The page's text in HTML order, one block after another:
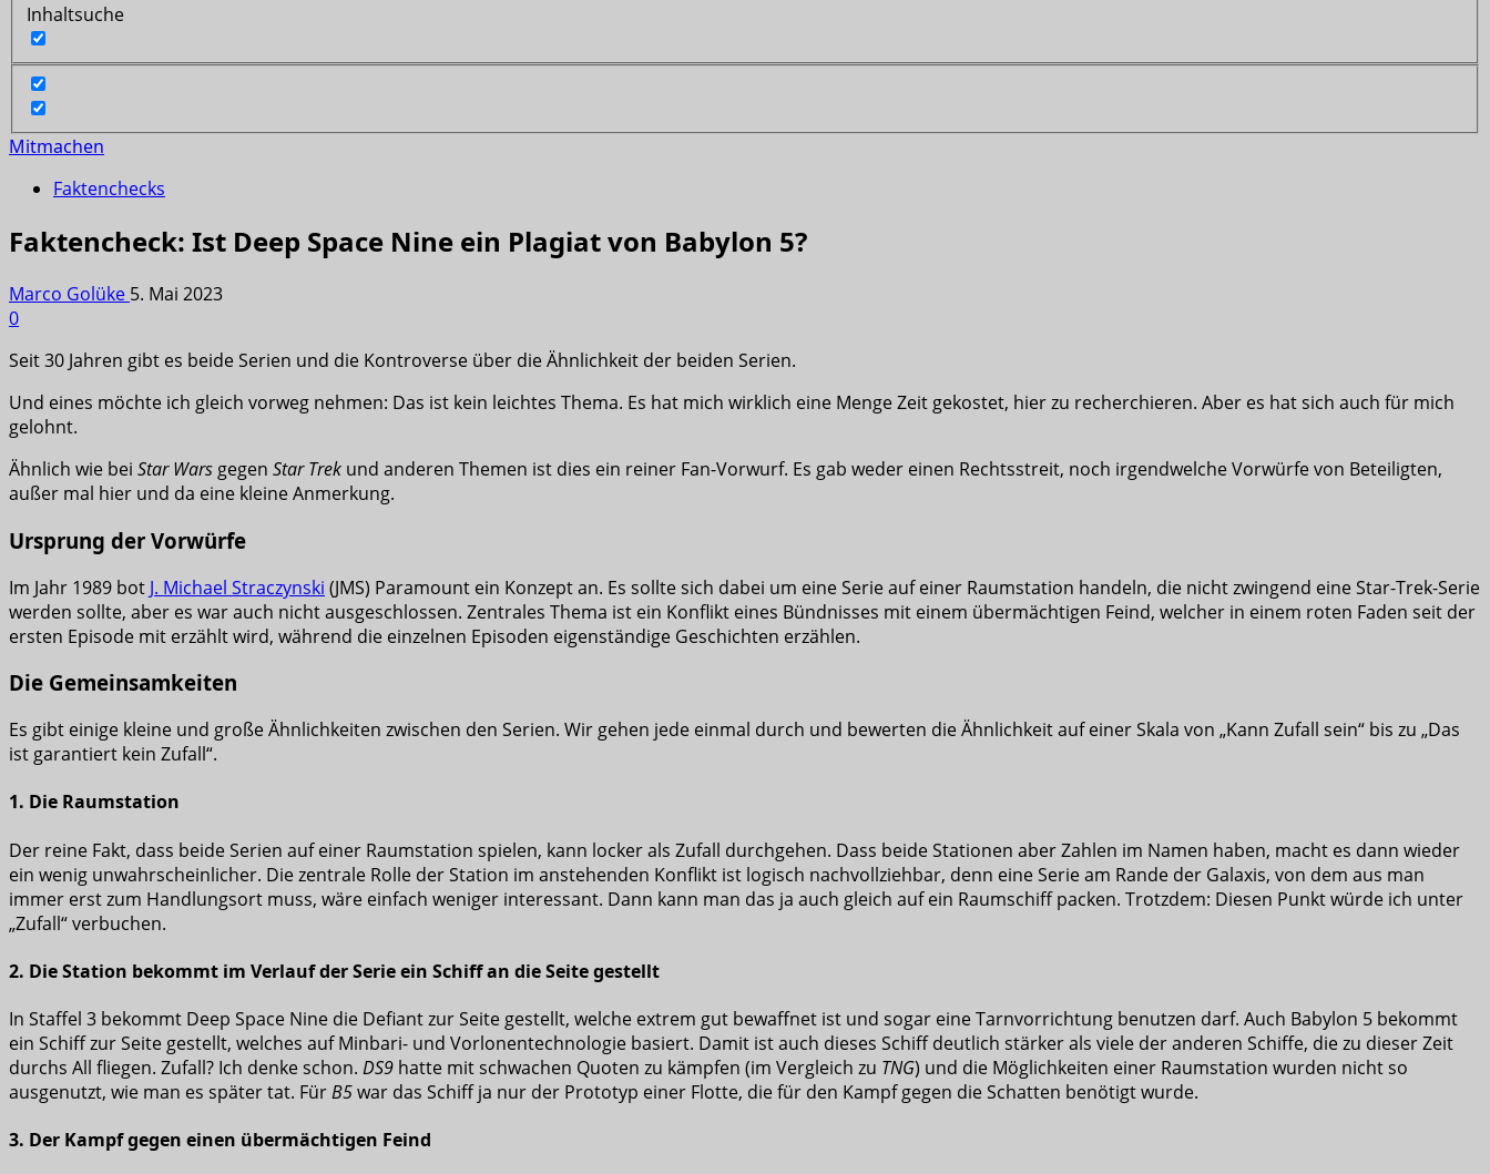
Inhaltsuche
Mitmachen
Faktenchecks
Faktencheck: Ist Deep Space Nine ein Plagiat von Babylon 5?
Marco Golüke 5. Mai 2023
0
Seit 30 Jahren gibt es beide Serien und die Kontroverse über die Ähnlichkeit der beiden Serien.
Und eines möchte ich gleich vorweg nehmen: Das ist kein leichtes Thema. Es hat mich wirklich eine Menge Zeit gekostet, hier zu recherchieren. Aber es hat sich auch für mich
gelohnt.
Ähnlich wie bei Star Wars gegen Star Trek und anderen Themen ist dies ein reiner Fan-Vorwurf. Es gab weder einen Rechtsstreit, noch irgendwelche Vorwürfe von Beteiligten,
außer mal hier und da eine kleine Anmerkung.
Ursprung der Vorwürfe
Im Jahr 1989 bot J. Michael Straczynski (JMS) Paramount ein Konzept an. Es sollte sich dabei um eine Serie auf einer Raumstation handeln, die nicht zwingend eine Star-Trek-Serie
werden sollte, aber es war auch nicht ausgeschlossen. Zentrales Thema ist ein Konflikt eines Bündnisses mit einem übermächtigen Feind, welcher in einem roten Faden seit der
ersten Episode mit erzählt wird, während die einzelnen Episoden eigenständige Geschichten erzählen.
Die Gemeinsamkeiten
Es gibt einige kleine und große Ähnlichkeiten zwischen den Serien. Wir gehen jede einmal durch und bewerten die Ähnlichkeit auf einer Skala von „Kann Zufall sein“ bis zu „Das
ist garantiert kein Zufall“.
1. Die Raumstation
Der reine Fakt, dass beide Serien auf einer Raumstation spielen, kann locker als Zufall durchgehen. Dass beide Stationen aber Zahlen im Namen haben, macht es dann wieder
ein wenig unwahrscheinlicher. Die zentrale Rolle der Station im anstehenden Konflikt ist logisch nachvollziehbar, denn eine Serie am Rande der Galaxis, von dem aus man
immer erst zum Handlungsort muss, wäre einfach weniger interessant. Dann kann man das ja auch gleich auf ein Raumschiff packen. Trotzdem: Diesen Punkt würde ich unter
„Zufall“ verbuchen.
2. Die Station bekommt im Verlauf der Serie ein Schiff an die Seite gestellt
In Staffel 3 bekommt Deep Space Nine die Defiant zur Seite gestellt, welche extrem gut bewaffnet ist und sogar eine Tarnvorrichtung benutzen darf. Auch Babylon 5 bekommt
ein Schiff zur Seite gestellt, welches auf Minbari- und Vorlonentechnologie basiert. Damit ist auch dieses Schiff deutlich stärker als viele der anderen Schiffe, die zu dieser Zeit
durchs All fliegen. Zufall? Ich denke schon. DS9 hatte mit schwachen Quoten zu kämpfen (im Vergleich zu TNG) und die Möglichkeiten einer Raumstation wurden nicht so
ausgenutzt, wie man es später tat. FürB5war das Schiff ja nur der Prototyp einer Flotte, die für den Kampf gegen die Schatten benötigt wurde.
3. Der Kampf gegen einen übermächtigen Feind